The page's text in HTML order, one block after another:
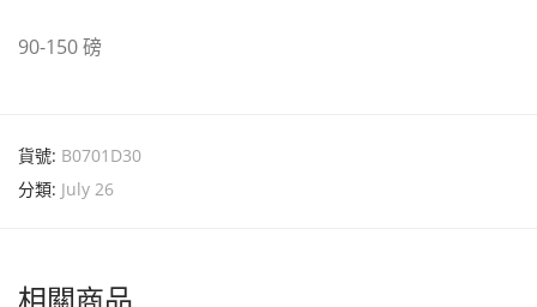
90-150 磅
貨號: B0701D30
分類: July 26